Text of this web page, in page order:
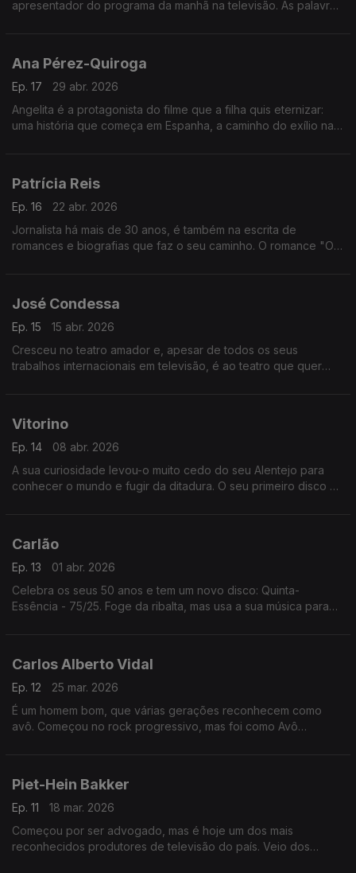
apresentador do programa da manhã na televisão. As palavras
Ana Pérez-Quiroga
Ep. 17
29 abr. 2026
Angelita é a protagonista do filme que a filha quis eternizar:
uma história que começa em Espanha, a caminho do exílio na
Patrícia Reis
Ep. 16
22 abr. 2026
Jornalista há mais de 30 anos, é também na escrita de
romances e biografias que faz o seu caminho. O romance "O
José Condessa
Ep. 15
15 abr. 2026
Cresceu no teatro amador e, apesar de todos os seus
trabalhos internacionais em televisão, é ao teatro que quer
Vitorino
Ep. 14
08 abr. 2026
A sua curiosidade levou-o muito cedo do seu Alentejo para
conhecer o mundo e fugir da ditadura. O seu primeiro disco é
Carlão
Ep. 13
01 abr. 2026
Celebra os seus 50 anos e tem um novo disco: Quinta-
Essência - 75/25. Foge da ribalta, mas usa a sua música para
Carlos Alberto Vidal
Ep. 12
25 mar. 2026
É um homem bom, que várias gerações reconhecem como
avô. Começou no rock progressivo, mas foi como Avô
Piet-Hein Bakker
Ep. 11
18 mar. 2026
Começou por ser advogado, mas é hoje um dos mais
reconhecidos produtores de televisão do país. Veio dos